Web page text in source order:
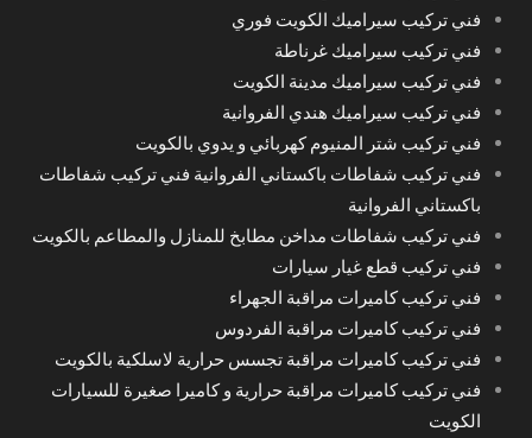
فني تركيب سيراميك الكويت فوري
فني تركيب سيراميك غرناطة
فني تركيب سيراميك مدينة الكويت
فني تركيب سيراميك هندي الفروانية
فني تركيب شتر المنيوم كهربائي و يدوي بالكويت
فني تركيب شفاطات باكستاني الفروانية فني تركيب شفاطات
باكستاني الفروانية
فني تركيب شفاطات مداخن مطابخ للمنازل والمطاعم بالكويت
فني تركيب قطع غيار سيارات
فني تركيب كاميرات مراقبة الجهراء
فني تركيب كاميرات مراقبة الفردوس
فني تركيب كاميرات مراقبة تجسس حرارية لاسلكية بالكويت
فني تركيب كاميرات مراقبة حرارية و كاميرا صغيرة للسيارات
الكويت